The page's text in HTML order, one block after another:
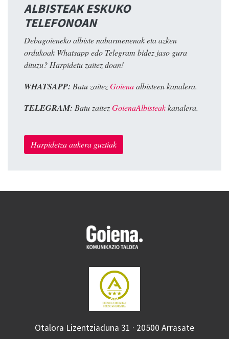
ALBISTEAK ESKUKO
TELEFONOAN
Debagoieneko albiste nabarmenenak eta azken
ordukoak Whatsapp edo Telegram bidez jaso gura
dituzu? Harpidetu zaitez doan!
WHATSAPP: Batu zaitezGoienaalbisteen kanalera.
TELEGRAM: Batu zaitezGoienaAlbisteakkanalera.
Harpidetza aukera guztiak
Otalora Lizentziaduna 31 · 20500 Arrasate